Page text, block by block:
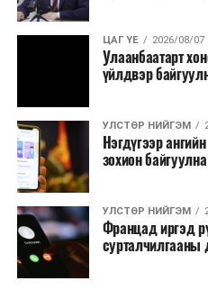
ЦАГ ҮЕ 2026/08/07
Улаанбаатарт
үйлдвэр
УЛСТӨР НИЙГЭМ
Нэгдүгээр
зохион байгуулна
УЛСТӨР НИЙГЭМ
Францад иргэд
сурталчилгааны